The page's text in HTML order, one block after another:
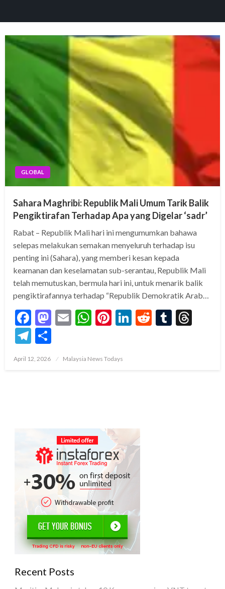
GLOBAL
Sahara Maghribi: Republik Mali Umum Tarik Balik
Pengiktirafan Terhadap Apa yang Digelar ‘sadr’
Rabat – Republik Mali hari ini mengumumkan bahawa
selepas melakukan semakan menyeluruh terhadap isu
penting ini (Sahara), yang memberi kesan kepada
keamanan dan keselamatan sub-serantau, Republik Mali
telah memutuskan, bermula hari ini, untuk menarik balik
pengiktirafannya terhadap “Republik Demokratik Arab…
Facebook
Mastodon
EmailWhatsApp
Pinterest
LinkedIn
RedditTumblr
Telegram
Posted
April 12, 2026 Malaysia News Todays
Recent Posts